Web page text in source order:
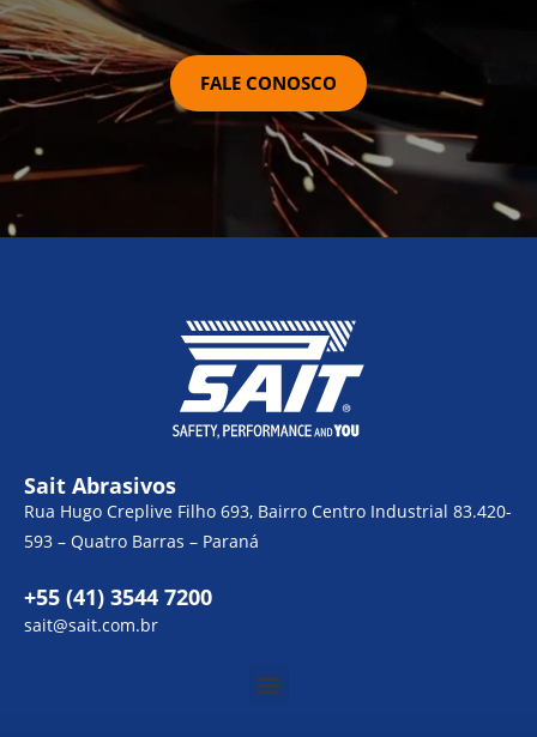
FALE CONOSCO
Sait Abrasivos
Rua Hugo Creplive Filho 693, Bairro Centro Industrial 83.420-
593 – Quatro Barras – Paraná
+55 (41) 3544 7200
sait@sait.com.br
Menu